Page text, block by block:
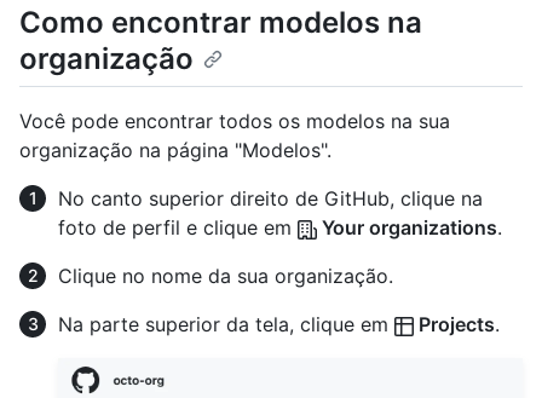
Como encontrar modelos na
organização
Você pode encontrar todos os modelos na sua
organização na página "Modelos".
No canto superior direito de GitHub, clique na
foto de perfil e clique em
Your organizations.
Clique no nome da sua organização.
Na parte superior da tela, clique em
Projects.